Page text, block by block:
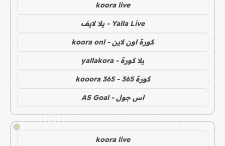
koora live
Yalla Live - يلا لايف
كورة اون لاين - koora onl
يلا كورة - yallakora
كورة 365 - kooora 365
اس جول - AS Goal
!
koora live